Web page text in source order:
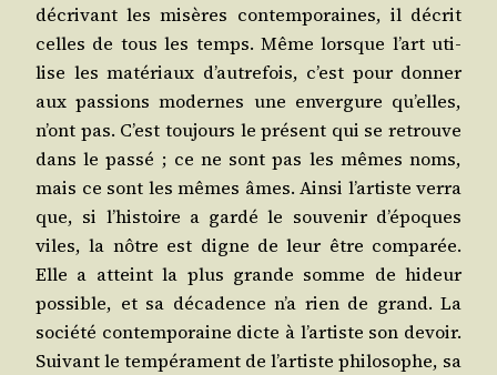
décri­vant les misères contem­po­raines, il décrit
celles de tous les temps. Même lorsque l’art uti­
lise les maté­riaux d’autrefois, c’est pour don­ner
aux pas­sions modernes une enver­gure qu’elles,
n’ont pas. C’est tou­jours le pré­sent qui se retrouve
dans le pas­sé ; ce ne sont pas les mêmes noms,
mais ce sont les mêmes âmes. Ain­si l’artiste ver­ra
que, si l’histoire a gar­dé le sou­ve­nir d’époques
viles, la nôtre est digne de leur être com­pa­rée.
Elle a atteint la plus grande somme de hideur
pos­sible, et sa déca­dence n’a rien de grand. La
socié­té contem­po­raine dicte à l’artiste son devoir.
Sui­vant le tem­pé­ra­ment de l’artiste phi­lo­sophe, sa